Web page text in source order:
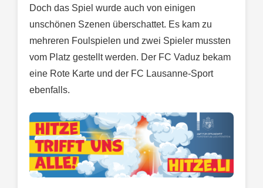
Doch das Spiel wurde auch von einigen
unschönen Szenen überschattet. Es kam zu
mehreren Foulspielen und zwei Spieler mussten
vom Platz gestellt werden. Der FC Vaduz bekam
eine Rote Karte und der FC Lausanne-Sport
ebenfalls.